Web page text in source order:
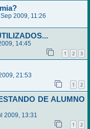
2009, 11:26
14:45
1 2 3
21:53
1 2
DE ALUMNO
2009, 13:31
1 2